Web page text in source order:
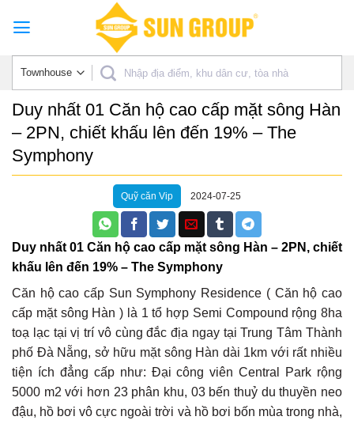
Duy nhất 01 Căn hộ cao cấp mặt sông Hàn
– 2PN, chiết khấu lên đến 19% – The
Symphony
Quỹ căn Vip 2024-07-25
Duy nhất 01 Căn hộ cao cấp mặt sông Hàn – 2PN, chiết
khấu lên đến 19% – The Symphony
Căn hộ cao cấp Sun Symphony Residence ( Căn hộ cao
cấp mặt sông Hàn ) là 1 tổ hợp Semi Compound rộng 8ha
toạ lạc tại vị trí vô cùng đắc địa ngay tại Trung Tâm Thành
phố Đà Nẵng, sở hữu mặt sông Hàn dài 1km với rất nhiều
tiện ích đẳng cấp như: Đại công viên Central Park rộng
5000 m2 với hơn 23 phân khu, 03 bến thuỷ du thuyền neo
đậu, hồ bơi vô cực ngoài trời và hồ bơi bốn mùa trong nhà,